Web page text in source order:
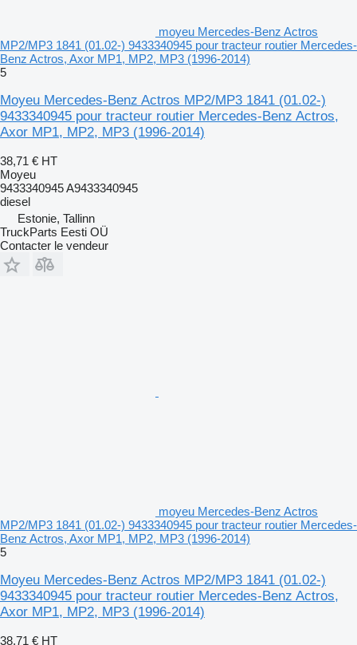
moyeu Mercedes-Benz Actros
MP2/MP3 1841 (01.02-) 9433340945 pour tracteur routier Mercedes-
Benz Actros, Axor MP1, MP2, MP3 (1996-2014)
5
Moyeu Mercedes-Benz Actros MP2/MP3 1841 (01.02-)
9433340945 pour tracteur routier Mercedes-Benz Actros,
Axor MP1, MP2, MP3 (1996-2014)
38,71 € HT
Moyeu
9433340945 A9433340945
diesel
Estonie, Tallinn
TruckParts Eesti OÜ
Contacter le vendeur
moyeu Mercedes-Benz Actros
MP2/MP3 1841 (01.02-) 9433340945 pour tracteur routier Mercedes-
Benz Actros, Axor MP1, MP2, MP3 (1996-2014)
5
Moyeu Mercedes-Benz Actros MP2/MP3 1841 (01.02-)
9433340945 pour tracteur routier Mercedes-Benz Actros,
Axor MP1, MP2, MP3 (1996-2014)
38,71 € HT